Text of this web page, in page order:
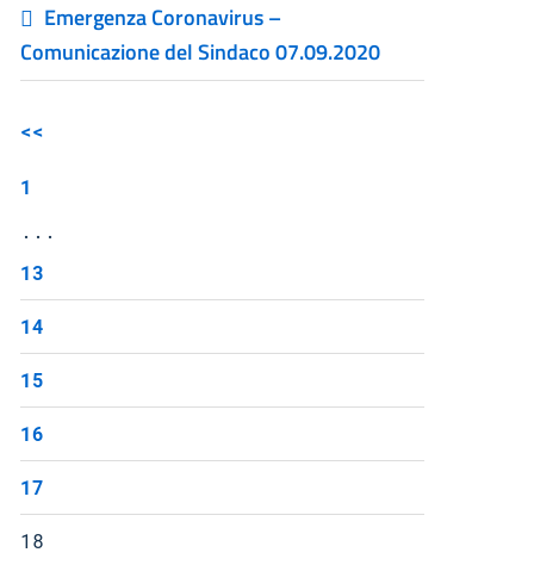
Emergenza Coronavirus –
Comunicazione del Sindaco 07.09.2020
<<
1
...
13
14
15
16
17
18